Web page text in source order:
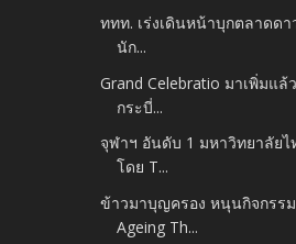
ททท. เร่งเดินหน้าบุกตลาดดา
นัก...
Grand Celebratio มาเพิ่มแล้
กระบี่...
จุฬาฯ อันดับ 1 มหาวิทยาลัย
โดย T...
ข้าวมาบุญครอง หนุนกิจกรร
Ageing Th...